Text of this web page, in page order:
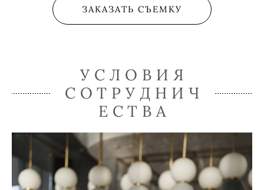
ЗАКАЗАТЬ СЪЕМКУ
УСЛОВИЯ
СОТРУДНИЧ
ЕСТВА